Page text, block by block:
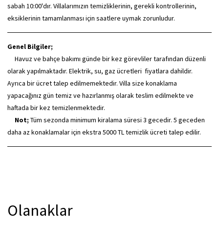
sabah 10:00'dır. Villalarımızın temizliklerinin, gerekli kontrollerinin,
eksiklerinin tamamlanması için saatlere uymak zorunludur.
Genel Bilgiler;
Havuz ve bahçe bakımı günde bir kez görevliler tarafından düzenli
olarak yapılmaktadır. Elektrik, su, gaz ücretleri fiyatlara dahildir.
Ayrıca bir ücret talep edilmemektedir. Villa size konaklama
yapacağınız gün temiz ve hazırlanmış olarak teslim edilmekte ve
haftada bir kez temizlenmektedir.
Not; Tüm sezonda minimum kiralama süresi 3 gecedir. 5 geceden
daha az konaklamalar için ekstra 5000 TL temizlik ücreti talep edilir.
Olanaklar